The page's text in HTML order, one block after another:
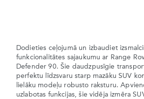
Dodieties ceļojumā un izbaudiet
funkcionalitātes sajaukumu ar Range
Defender 90. Šie daudzpusīgie
perfektu līdzsvaru starp mazāku SUV
lielāku modeļu robusto raksturu.
uzlabotas funkcijas, šie vidēja izmēra